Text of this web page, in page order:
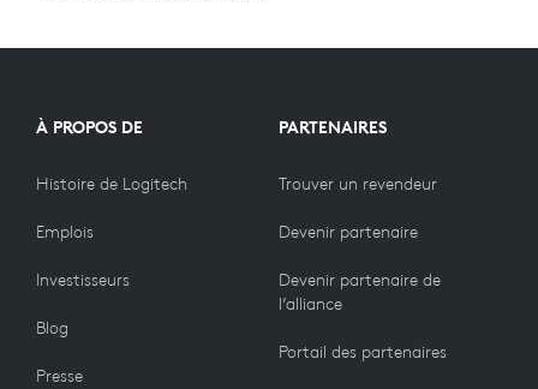
À PROPOS DE
Histoire de Logitech
Emplois
Investisseurs
Blog
Presse
PARTENAIRES
Trouver un revendeur
Devenir partenaire
Devenir partenaire de
l’alliance
Portail des partenaires